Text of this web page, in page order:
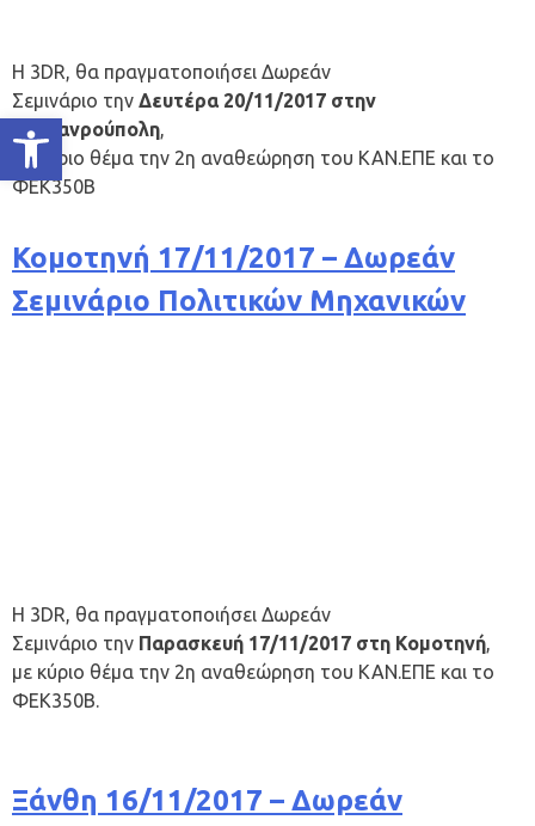
Ανοίξτε τη γραμμή εργαλείων
Η 3DR, θα πραγματοποιήσει Δωρεάν
Σεμινάριο την Δευτέρα20/11/2017 στην
Αλεξανρούπολη,
με κύριο θέμα την 2η αναθεώρηση του ΚΑΝ.ΕΠΕ και το
ΦΕΚ350Β
Κομοτηνή 17/11/2017 – Δωρεάν
Σεμινάριο Πολιτικών Μηχανικών
Η 3DR, θα πραγματοποιήσει Δωρεάν
Σεμινάριο την Παρασκευή 17/11/2017 στη Κομοτηνή,
με κύριο θέμα την 2η αναθεώρηση του ΚΑΝ.ΕΠΕ και το
ΦΕΚ350Β.
Ξάνθη 16/11/2017 – Δωρεάν